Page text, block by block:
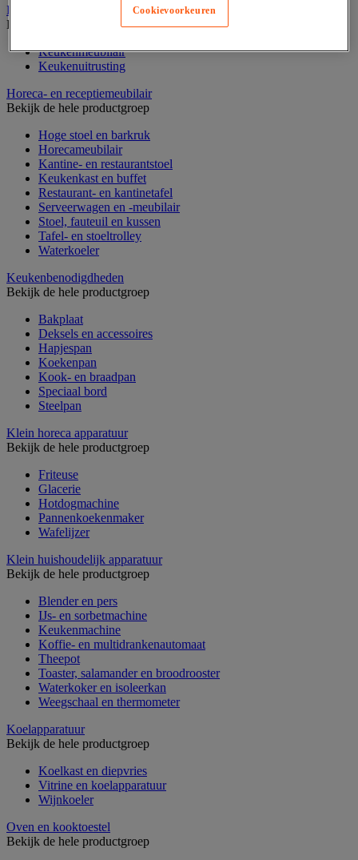
Horeca benodigdheden
Bekijk de hele productgroep
Keukenmeubilair
Keukenuitrusting
Horeca- en receptiemeubilair
Bekijk de hele productgroep
Hoge stoel en barkruk
Horecameubilair
Kantine- en restaurantstoel
Keukenkast en buffet
Restaurant- en kantinetafel
Serveerwagen en -meubilair
Stoel, fauteuil en kussen
Tafel- en stoeltrolley
Waterkoeler
Keukenbenodigdheden
Bekijk de hele productgroep
Bakplaat
Deksels en accessoires
Hapjespan
Koekenpan
Kook- en braadpan
Speciaal bord
Steelpan
Klein horeca apparatuur
Bekijk de hele productgroep
Friteuse
Glacerie
Hotdogmachine
Pannenkoekenmaker
Wafelijzer
Klein huishoudelijk apparatuur
Bekijk de hele productgroep
Blender en pers
IJs- en sorbetmachine
Keukenmachine
Koffie- en multidrankenautomaat
Theepot
Toaster, salamander en broodrooster
Waterkoker en isoleerkan
Weegschaal en thermometer
Koelapparatuur
Bekijk de hele productgroep
Koelkast en diepvries
Vitrine en koelapparatuur
Wijnkoeler
Oven en kooktoestel
Bekijk de hele productgroep
Cookievoorkeuren